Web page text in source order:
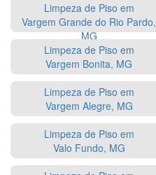
Limpeza de Piso em
Vargem Grande do Rio Pardo,
MG
Limpeza de Piso em
Vargem Bonita, MG
Limpeza de Piso em
Vargem Alegre, MG
Limpeza de Piso em
Valo Fundo, MG